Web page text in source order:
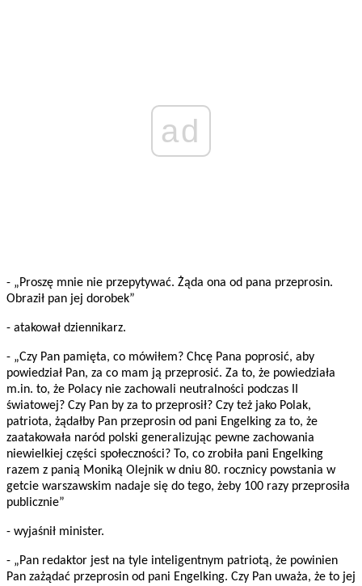
ad
- „Proszę mnie nie przepytywać. Żąda ona od pana przeprosin.
Obraził pan jej dorobek”
- atakował dziennikarz.
- „Czy Pan pamięta, co mówiłem? Chcę Pana poprosić, aby
powiedział Pan, za co mam ją przeprosić. Za to, że powiedziała
m.in. to, że Polacy nie zachowali neutralności podczas II
światowej? Czy Pan by za to przeprosił? Czy też jako Polak,
patriota, żądałby Pan przeprosin od pani Engelking za to, że
zaatakowała naród polski generalizując pewne zachowania
niewielkiej części społeczności? To, co zrobiła pani Engelking
razem z panią Moniką Olejnik w dniu 80. rocznicy powstania w
getcie warszawskim nadaje się do tego, żeby 100 razy przeprosiła
publicznie”
- wyjaśnił minister.
- „Pan redaktor jest na tyle inteligentnym patriotą, że powinien
Pan zażądać przeprosin od pani Engelking. Czy Pan uważa, że to jej